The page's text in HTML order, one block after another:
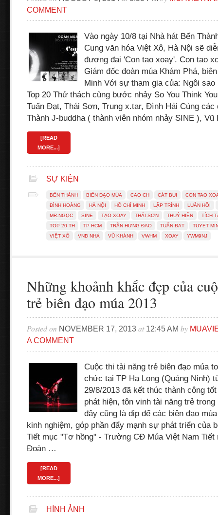
COMMENT
Vào ngày 10/8 tại Nhà hát Bến
Cung văn hóa Việt Xô, Hà Nội sẽ
đương đại 'Con tạo xoay'. Con tạo
Giám đốc đoàn múa Khám Phá,
Minh Với sự tham gia của: Ngôi sao
Top 20 Thử thách cùng bước nhảy So You Think
Tuấn Đạt, Thái Sơn, Trung x.tar, Đình Hải Cùng các
Thành J-buddha ( thành viên nhóm nhảy SINE ),
[READ
MORE...]
SỰ KIỆN
BẾN THÀNH BIÊN ĐẠO MÚA CAO CH CÁT BỤI
CON TAO
ĐÌNH HOÀNG
HÀ NỘI HỒ CHÍ MINH LẬP TRÌNH
LUÂN HỒI
MR.NGỌC
SINE TẠO XOAY THÁI SƠN THUÝ HIỀN
TÍCH
TOP 20 TH
TP HCM TRẦN HƯNG ĐẠO TUẤN ĐẠT
TUYET
VIỆT XÔ
VNĐ NHÀ VŨ KHÁNH VWHM XOAY YWM9NJ
Những khoảnh khắc đẹp của
trẻ biên đạo múa 2013
Posted on NOVEMBER 17, 2013 at 12:45 AM by
A COMMENT
Cuộc thi tài năng trẻ biên đạo múa
chức tại TP Hạ Long (Quảng Ninh)
29/8/2013 đã kết thúc thành công
phát hiện, tôn vinh tài năng trẻ
đây cũng là dịp để các biên đạo
kinh nghiệm, góp phần đẩy mạnh sự phát triển của
Tiết mục "Tơ hồng" - Trường CĐ Múa Việt Nam
Đoàn …
[READ
MORE...]
HÌNH ẢNH